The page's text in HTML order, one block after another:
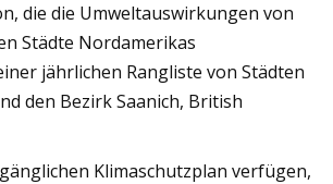
die die Umweltauswirkungen von
Städte Nordamerikas
jährlichen Rangliste von Städten
den Bezirk Saanich, British
Klimaschutzplan verfügen,